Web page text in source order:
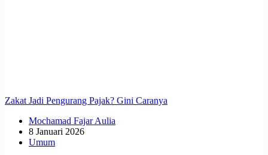
Zakat Jadi Pengurang Pajak? Gini Caranya
Mochamad Fajar Aulia
8 Januari 2026
Umum